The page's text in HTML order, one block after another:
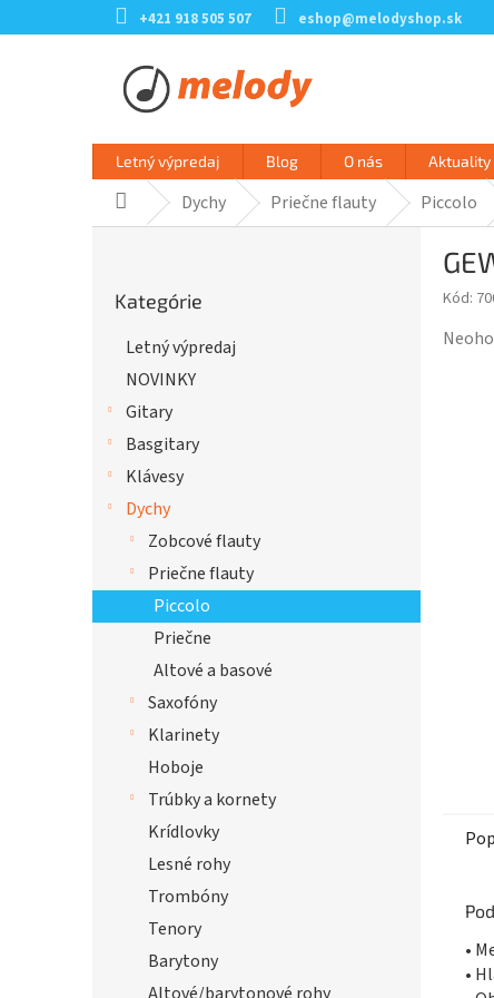
na
+421 918 505 507 eshop@melodyshop.sk
Letný výpredaj Blog O nás Aktuality
DomovDychy Priečne flauty Piccolo
kategórie
Kategórie
Letný výpredaj
NOVINKY
Gitary
Basgitary
Klávesy
Dychy
Zobcové flauty
Priečne flauty
Piccolo
Priečne
Altové a basové
Saxofóny
Klarinety
Hoboje
Trúbky a kornety
Krídlovky
Lesné rohy
Trombóny
Tenory
Barytony
Kód:
•
•